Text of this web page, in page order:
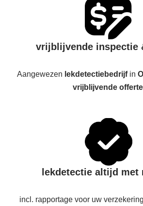
vrijblijvende inspectie
Aangewezen lekdetectiebedrijfin
vrijblijvende offerte
lekdetectie altijd met
incl. rapportage voor uw